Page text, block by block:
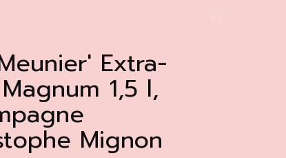
Extra-
1,5 l,
Mignon